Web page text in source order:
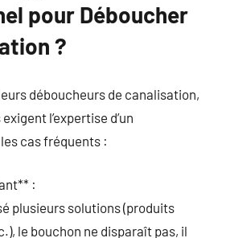
pour Déboucher
?
déboucheurs de canalisation,
l’expertise d’un
cas fréquents :
:
plusieurs solutions (produits
le bouchon ne disparaît pas, il